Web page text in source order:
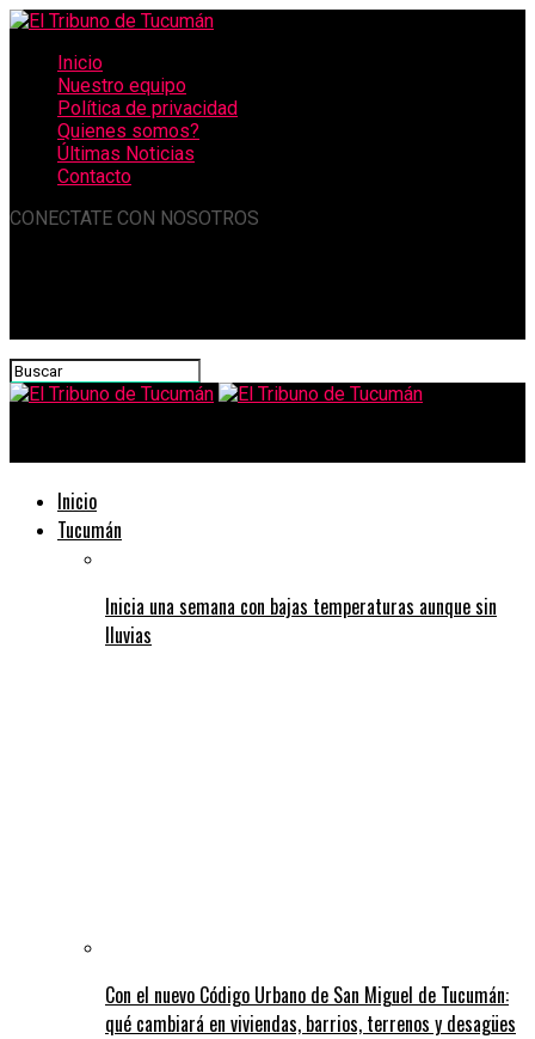
Inicio
Nuestro equipo
Política de privacidad
Quienes somos?
Últimas Noticias
Contacto
CONECTATE CON NOSOTROS
Inicio
Tucumán
Inicia una semana con bajas temperaturas aunque sin
lluvias
Con el nuevo Código Urbano de San Miguel de Tucumán:
qué cambiará en viviendas, barrios, terrenos y desagües